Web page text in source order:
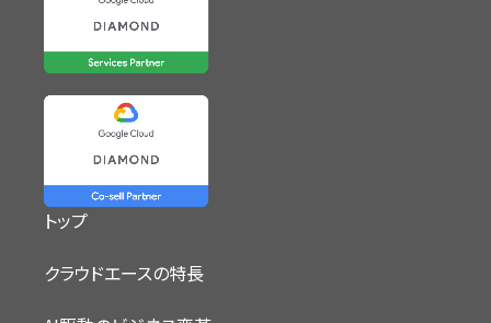
トップ
クラウドエースの特長